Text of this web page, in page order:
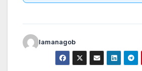
lamanagob